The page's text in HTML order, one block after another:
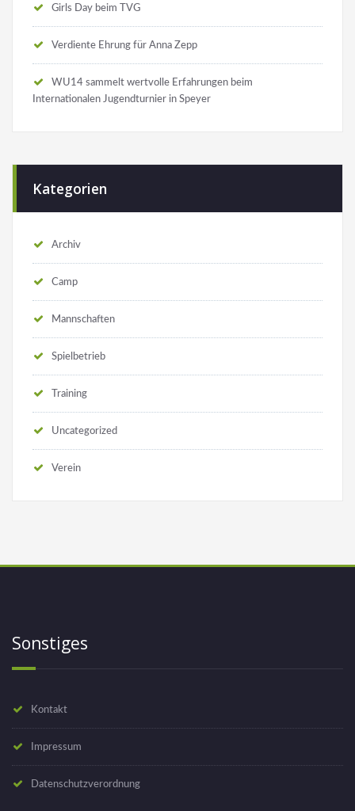
Girls Day beim TVG
Verdiente Ehrung für Anna Zepp
WU14 sammelt wertvolle Erfahrungen beim
Internationalen Jugendturnier in Speyer
Kategorien
Archiv
Camp
Mannschaften
Spielbetrieb
Training
Uncategorized
Verein
Sonstiges
Kontakt
Impressum
Datenschutzverordnung